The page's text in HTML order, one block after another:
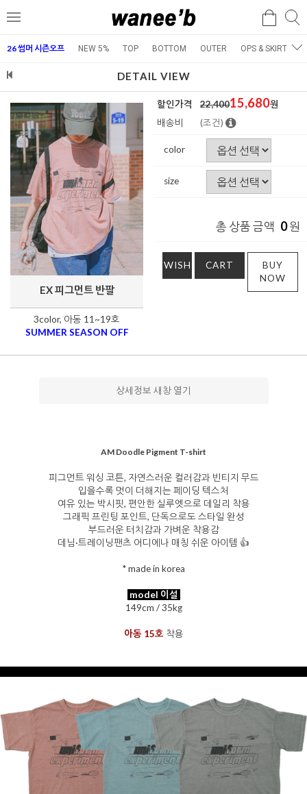
통해
메
검
26 썸머 시즌오프 NEW 5% TOP BOTTOM OUTER OPS & SKIRT
DETAIL VIEW
EX 피그먼트 반팔
3color, 아동 11~19호
SUMMER SEASON OFF
할인가격 22,40015,680원
배송비
(조건)
color
size
총 상품 금액 0원
WISH CART
BUY
NOW
상세정보 새창 열기
AM Doodle Pigment T-shirt
피그먼트 워싱 코튼, 자연스러운 컬러감과 빈티지 무드
입을수록 멋이 더해지는 페이딩 텍스처
여유 있는 박시핏, 편안한 실루엣으로 데일리 착용
그래픽 프린팅 포인트, 단독으로도 스타일 완성
부드러운 터치감과 가벼운 착용감
데님·트레이닝팬츠 어디에나 매칭 쉬운 아이템 👍
* made in korea
model 이설
149cm / 35kg
아동 15호착용